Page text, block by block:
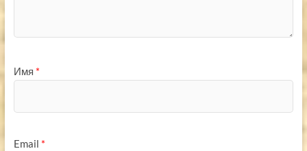
Имя *
Email *